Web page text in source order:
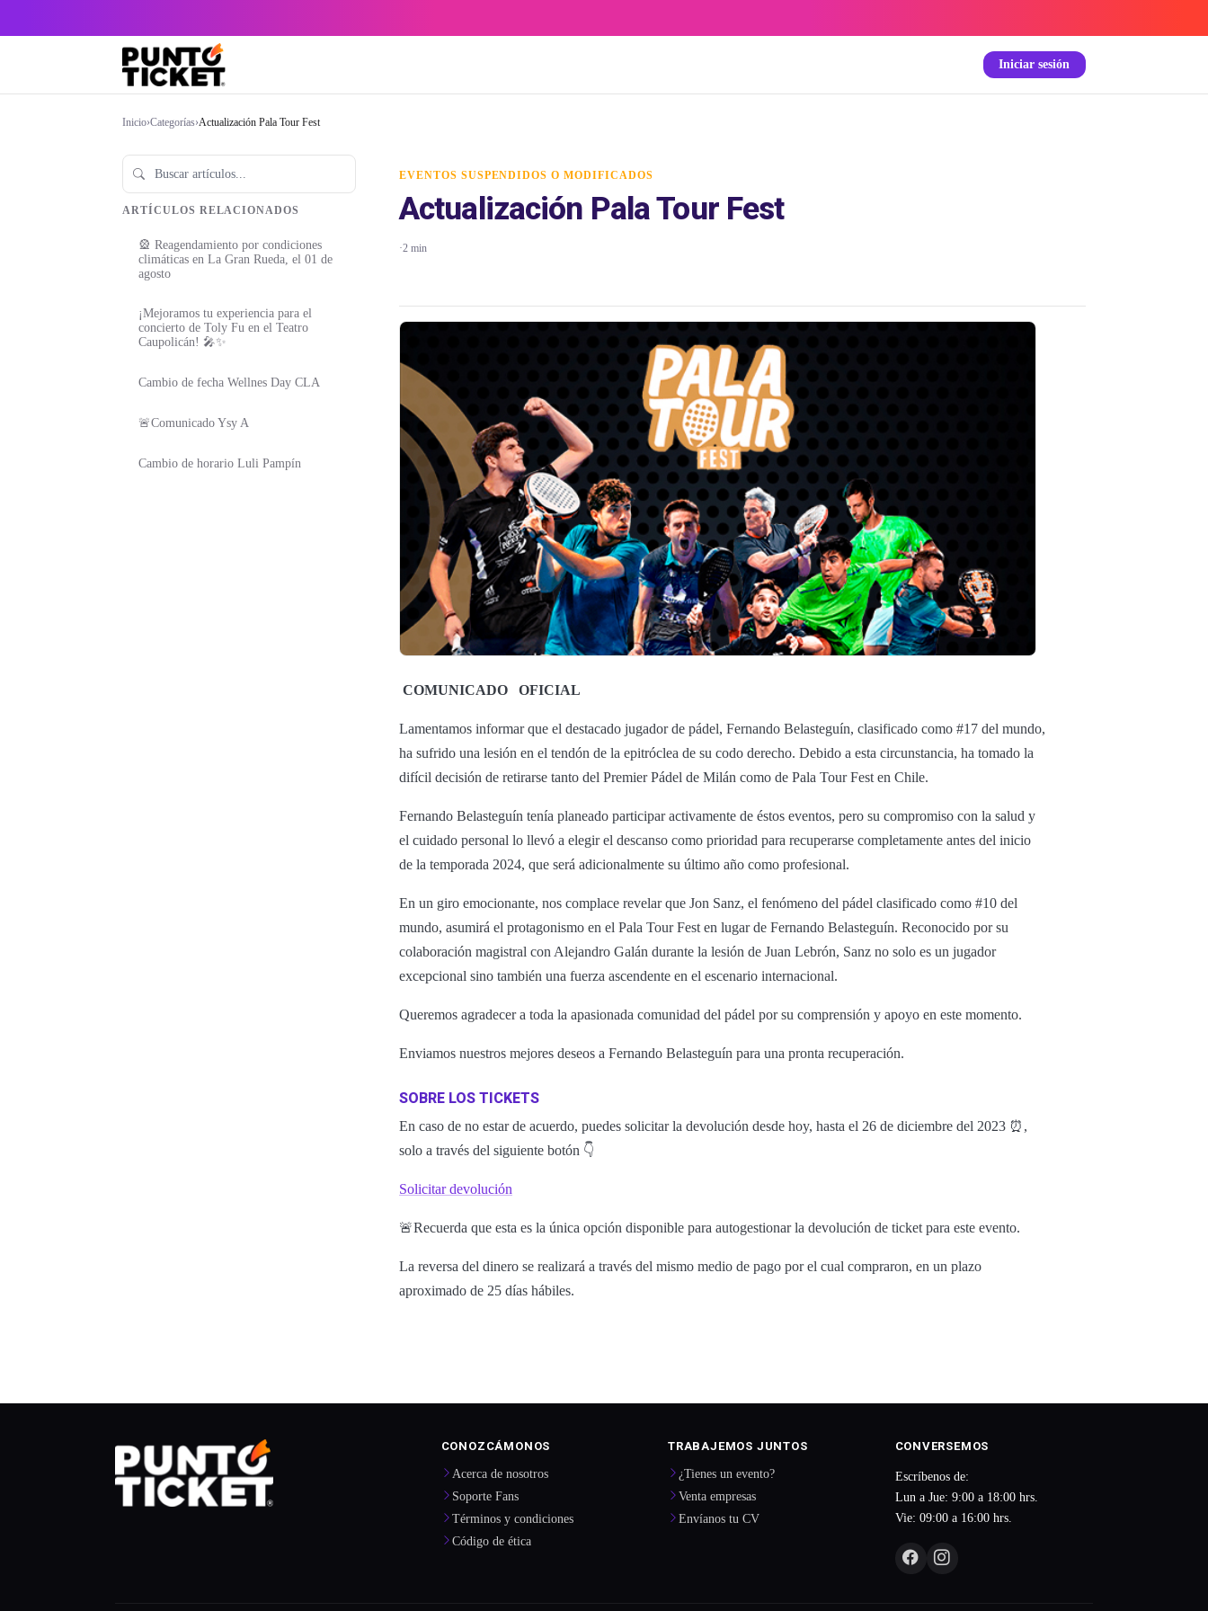
Iniciar sesión
Inicio›Categorías›Actualización Pala Tour Fest
ARTÍCULOS RELACIONADOS
🎡 Reagendamiento por condiciones
climáticas en La Gran Rueda, el 01 de
agosto
¡Mejoramos tu experiencia para el
concierto de Toly Fu en el Teatro
Caupolicán! 🎤✨
Cambio de fecha Wellnes Day CLA
🚨Comunicado Ysy A
Cambio de horario Luli Pampín
EVENTOS SUSPENDIDOS O MODIFICADOS
Actualización Pala Tour Fest
·2 min
COMUNICADO OFICIAL
Lamentamos informar que el destacado jugador de pádel, Fernando Belasteguín, clasificado como #17 del mundo,
ha sufrido una lesión en el tendón de la epitróclea de su codo derecho. Debido a esta circunstancia, ha tomado la
difícil decisión de retirarse tanto del Premier Pádel de Milán como de Pala Tour Fest en Chile.
Fernando Belasteguín tenía planeado participar activamente de éstos eventos, pero su compromiso con la salud y
el cuidado personal lo llevó a elegir el descanso como prioridad para recuperarse completamente antes del inicio
de la temporada 2024, que será adicionalmente su último año como profesional.
En un giro emocionante, nos complace revelar que Jon Sanz, el fenómeno del pádel clasificado como #10 del
mundo, asumirá el protagonismo en el Pala Tour Fest en lugar de Fernando Belasteguín. Reconocido por su
colaboración magistral con Alejandro Galán durante la lesión de Juan Lebrón, Sanz no solo es un jugador
excepcional sino también una fuerza ascendente en el escenario internacional.
Queremos agradecer a toda la apasionada comunidad del pádel por su comprensión y apoyo en este momento.
Enviamos nuestros mejores deseos a Fernando Belasteguín para una pronta recuperación.
SOBRE LOS TICKETS
En caso de no estar de acuerdo, puedes solicitar la devolución desde hoy, hasta el 26 de diciembre del 2023 ⏰,
solo a través del siguiente botón 👇
Solicitar devolución
🚨Recuerda que esta es la única opción disponible para autogestionar la devolución de ticket para este evento.
La reversa del dinero se realizará a través del mismo medio de pago por el cual compraron, en un plazo
aproximado de 25 días hábiles.
CONOZCÁMONOS
Acerca de nosotros
Soporte Fans
Términos y condiciones
Código de ética
TRABAJEMOS JUNTOS
¿Tienes un evento?
Venta empresas
Envíanos tu CV
CONVERSEMOS
Escríbenos de:
Lun a Jue: 9:00 a 18:00 hrs.
Vie: 09:00 a 16:00 hrs.